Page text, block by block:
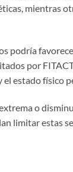
mientras
podría
por
estado físico
extrema o
limitar estas